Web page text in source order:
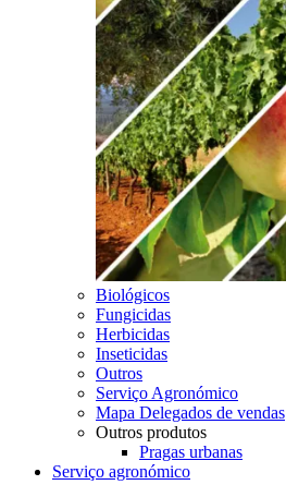
Biológicos
Fungicidas
Herbicidas
Inseticidas
Outros
Serviço Agronómico
Mapa Delegados de vendas
Outros produtos
Pragas urbanas
Serviço agronómico